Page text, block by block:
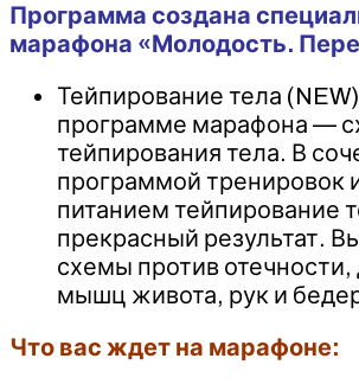
Программа создана
марафона «Молодость.
Тейпирование тела
программе марафона —
тейпирования тела. В
программой тренировок
питанием тейпирование
прекрасный результат.
схемы против
мышц живота, рук и
Что вас ждет на марафоне: